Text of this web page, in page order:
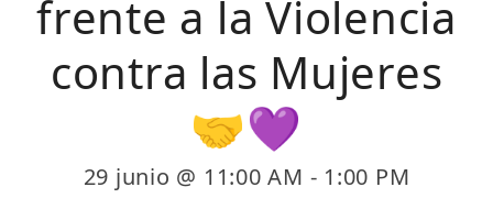
frente a la Violencia
contra las Mujeres
🤝💜
29 junio @ 11:00 AM - 1:00 PM